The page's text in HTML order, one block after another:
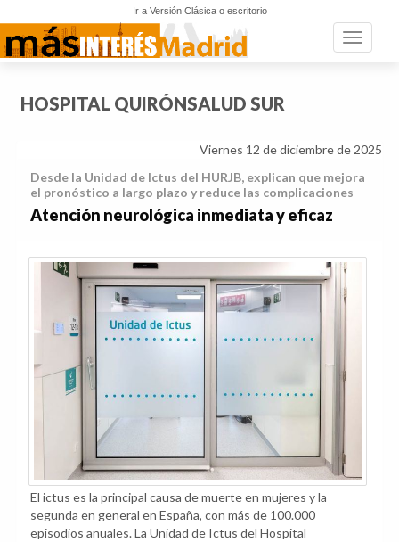
Ir a Versión Clásica o escritorio
Toggle
HOSPITAL QUIRÓNSALUD SUR
Viernes 12 de diciembre de 2025
Desde la Unidad de Ictus del HURJB, explican que mejora
el pronóstico a largo plazo y reduce las complicaciones
Atención neurológica inmediata y eficaz
El ictus es la principal causa de muerte en mujeres y la
segunda en general en España, con más de 100.000
episodios anuales. La Unidad de Ictus del Hospital